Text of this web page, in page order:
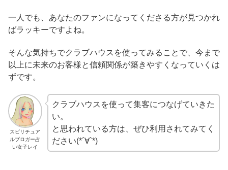
一人でも、あなたのファンになってくださる方が見つかれ
ばラッキーですよね。
そんな気持ちでクラブハウスを使ってみることで、今まで
以上に未来のお客様と信頼関係が築きやすくなっていくは
ずです。
スピリチュア
ルブロガー占
い女子レイ
クラブハウスを使って集客につなげていきた
い。
と思われている方は、ぜひ利用されてみてく
ださい(*´∀`*)